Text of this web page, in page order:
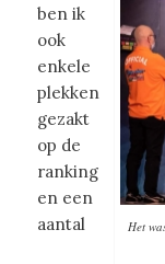
Het
ben ik
ook
enkele
plekken
gezakt
op de
ranking
en een
aantal